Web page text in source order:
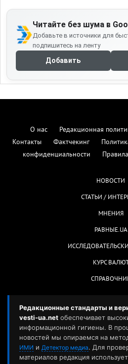
Читайте без шума в
Добавьте в источники для
подпишитесь на ленту
Добавить
О нас Редакционная
Контакты
Фактчекинг
конфиденциальности
НОВОСТИ
СТАТЬИ /
МНЕНИЯ
РАВНЫЕ.UA
КУРС
Редакционные стандарты и
vesti-ua.net обеспечивает
информационной гигиены. В
новостей мы опираемся на
ИМИ и Детектор медиа. Для
материалов редакция